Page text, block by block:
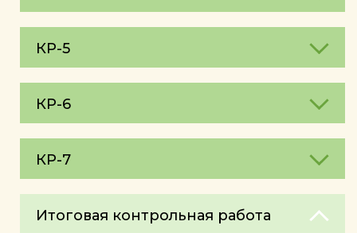
КР-5
КР-6
КР-7
Итоговая контрольная работа